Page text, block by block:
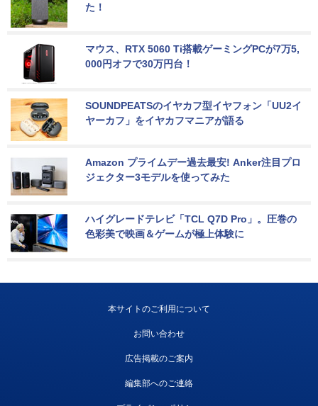
た！
マウス、RTX 5060 Ti搭載ゲーミングPCが7万5,
000円オフで30万円台！
SOUNDPEATSのイヤカフ型イヤフォン「UU2イ
ヤーカフ」をイヤカフマニアが語る
Amazon プライムデー過去最安! Anker注目プロ
ジェクター3モデルを使ってみた
ハイグレードテレビ「TCL Q7D Pro」。圧巻の
色彩美で映画＆ゲームが極上体験に
本サイトのご利用について
お問い合わせ
広告掲載のご案内
編集部へのご連絡